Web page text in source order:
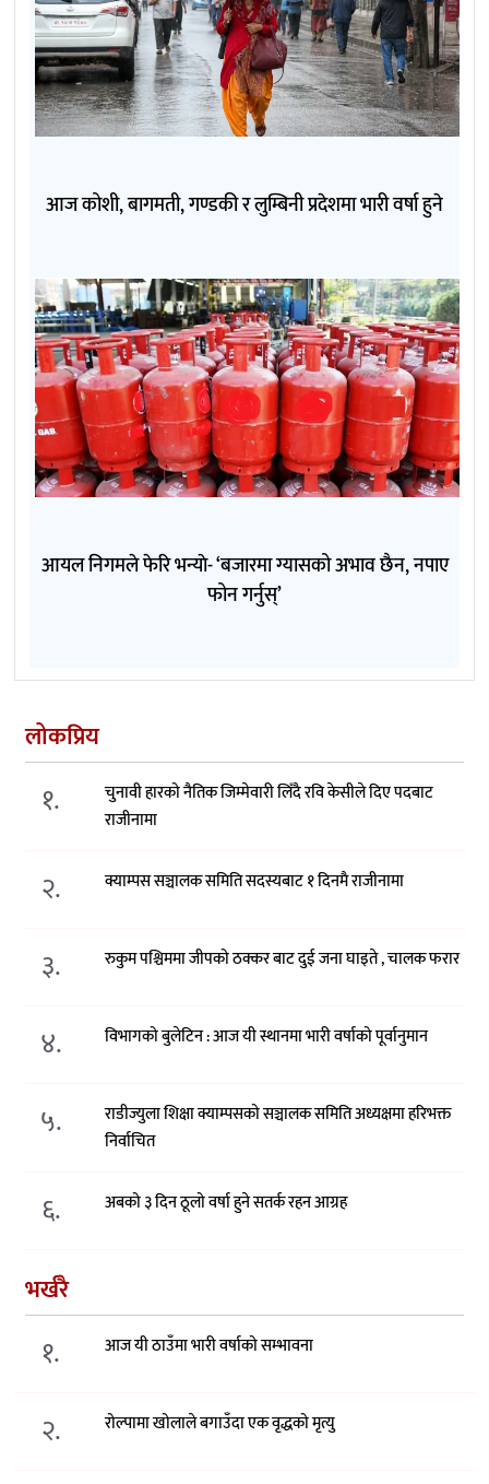
आज कोशी, बागमती, गण्डकी र लुम्बिनी प्रदेशमा भारी वर्षा हुने
आयल निगमले फेरि भन्याे- ‘बजारमा ग्यासको अभाव छैन, नपाए
फोन गर्नुस्’
लोकप्रिय
१.
चुनावी हारको नैतिक जिम्मेवारी लिँदै रवि केसीले दिए पदबाट
राजीनामा
२. क्याम्पस सञ्चालक समिति सदस्यबाट १ दिनमै राजीनामा
३. रुकुम पश्चिममा जीपको ठक्कर बाट दुई जना घाइते , चालक फरार
४. विभागको बुलेटिन : आज यी स्थानमा भारी वर्षाको पूर्वानुमान
५.
राडीज्युला शिक्षा क्याम्पसको सञ्चालक समिति अध्यक्षमा हरिभक्त
निर्वाचित
६. अबको ३ दिन ठूलो वर्षा हुने सतर्क रहन आग्रह
भर्खरै
१. आज यी ठाउँमा भारी वर्षाको सम्भावना
२. रोल्पामा खोलाले बगाउँदा एक वृद्धको मृत्यु